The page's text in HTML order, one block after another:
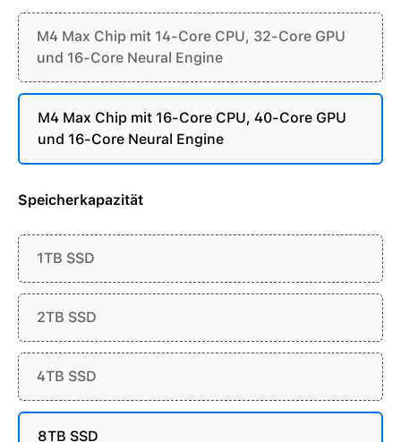
M4 Max Chip mit 14-Core CPU, 32-Core GPU
und 16-Core Neural Engine
M4 Max Chip mit 16-Core CPU, 40-Core GPU
und 16-Core Neural Engine
Speicherkapazität
1TB SSD
2TB SSD
4TB SSD
8TB SSD